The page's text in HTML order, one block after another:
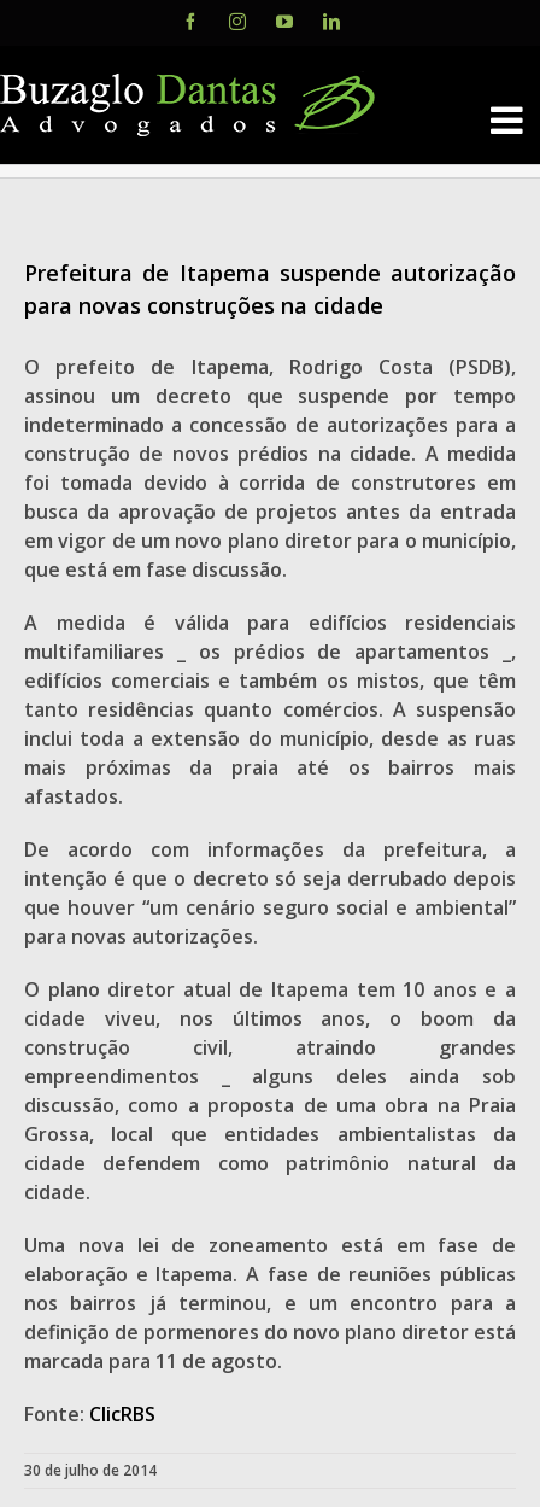
content
FacebookInstagramYouTubeLinkedIn
Prefeitura de Itapema suspende autorização
para novas construções na cidade
O prefeito de Itapema, Rodrigo Costa (PSDB),
assinou um decreto que suspende por tempo
indeterminado a concessão de autorizações para a
construção de novos prédios na cidade. A medida
foi tomada devido à corrida de construtores em
busca da aprovação de projetos antes da entrada
em vigor de um novo plano diretor para o município,
que está em fase discussão.
A medida é válida para edifícios residenciais
multifamiliares _ os prédios de apartamentos _,
edifícios comerciais e também os mistos, que têm
tanto residências quanto comércios. A suspensão
inclui toda a extensão do município, desde as ruas
mais próximas da praia até os bairros mais
afastados.
De acordo com informações da prefeitura, a
intenção é que o decreto só seja derrubado depois
que houver “um cenário seguro social e ambiental”
para novas autorizações.
O plano diretor atual de Itapema tem 10 anos e a
cidade viveu, nos últimos anos, o boom da
construção civil, atraindo grandes
empreendimentos _ alguns deles ainda sob
discussão, como a proposta de uma obra na Praia
Grossa, local que entidades ambientalistas da
cidade defendem como patrimônio natural da
cidade.
Uma nova lei de zoneamento está em fase de
elaboração e Itapema. A fase de reuniões públicas
nos bairros já terminou, e um encontro para a
definição de pormenores do novo plano diretor está
marcada para 11 de agosto.
Fonte: ClicRBS
30 de julho de 2014